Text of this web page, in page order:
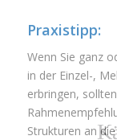
Praxistipp:
Wenn Sie ganz
in der Einzel-,
erbringen,
Strukturen an